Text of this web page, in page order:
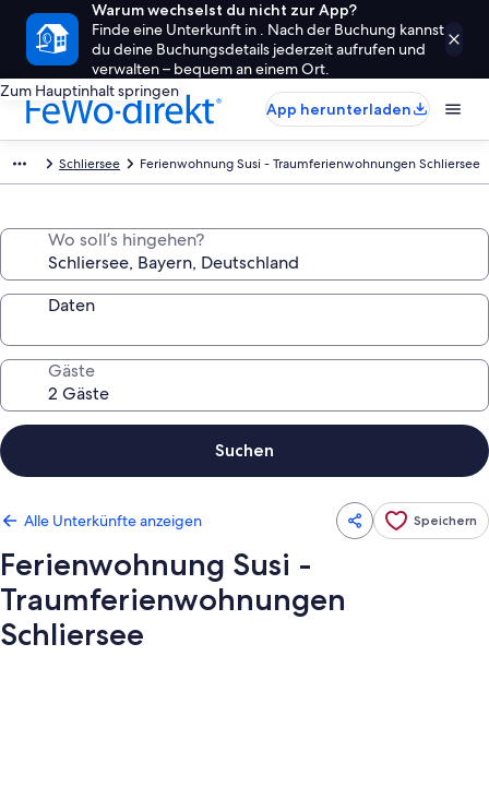
Warum wechselst du nicht zur App?
Finde eine Unterkunft in . Nach der Buchung kannst
du deine Buchungsdetails jederzeit aufrufen und
verwalten – bequem an einem Ort.
Zum Hauptinhalt springen
App herunterladen
Schliersee Ferienwohnung Susi - Traumferienwohnungen Schliersee
Wo soll’s hingehen?
Daten
Gäste
Suchen
Alle Unterkünfte anzeigen Speichern
Ferienwohnung Susi -
Traumferienwohnungen
Schliersee